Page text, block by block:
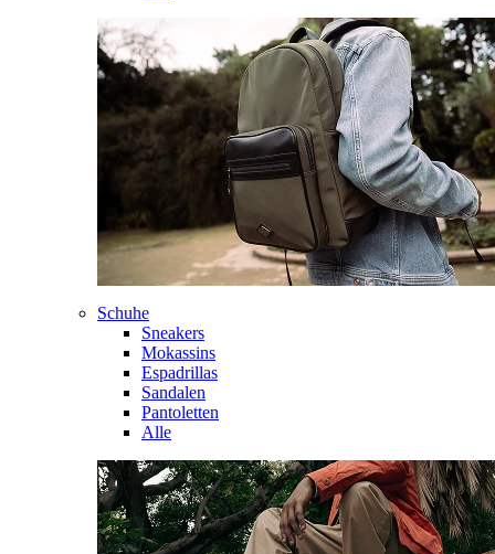
Schuhe
Sneakers
Mokassins
Espadrillas
Sandalen
Pantoletten
Alle